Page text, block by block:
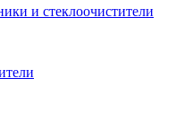
и стеклоочистители